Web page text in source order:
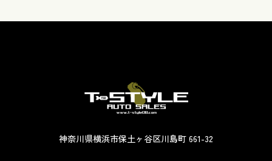
神奈川県横浜市保土ヶ谷区川島町 661-32